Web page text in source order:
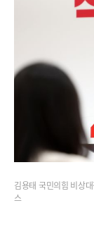
김용태 국민의힘 비상
스